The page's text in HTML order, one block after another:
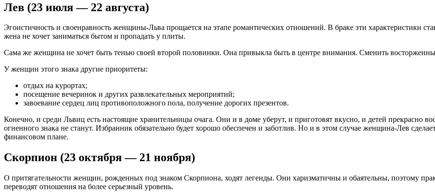
Лев (23 июля — 22 августа)
Эгоистичность и своенравность женщины-Льва прощается на этапе романтических отношений. В браке эти характеристики
жена не хочет заниматься бытом и пропадать у плиты.
Сама же женщина не хочет быть тенью своей второй половинки. Она привыкла быть в центре внимания. Сменить
У женщин этого знака другие приоритеты:
отдых на курортах;
посещение вечеринок и других развлекательных мероприятий;
завоевание сердец лиц противоположного пола, получение дорогих презентов.
Конечно, и среди Львиц есть настоящие хранительницы очага. Они и в доме уберут, и приготовят вкусно, и детей прекрасно
огненного знака не станут. Избранник обязательно будет хорошо обеспечен и заботлив. Но и в этом случае женщина-Лев
финансовом плане.
Скорпион (23 октября — 21 ноября)
О притягательности женщин, рожденных под знаком Скорпиона, ходят легенды. Они харизматичны и обаятельны, поэтому
переводят отношения на более серьезный уровень.